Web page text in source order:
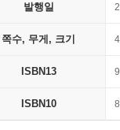
발행일
쪽수, 무게, 크기
ISBN13
ISBN10